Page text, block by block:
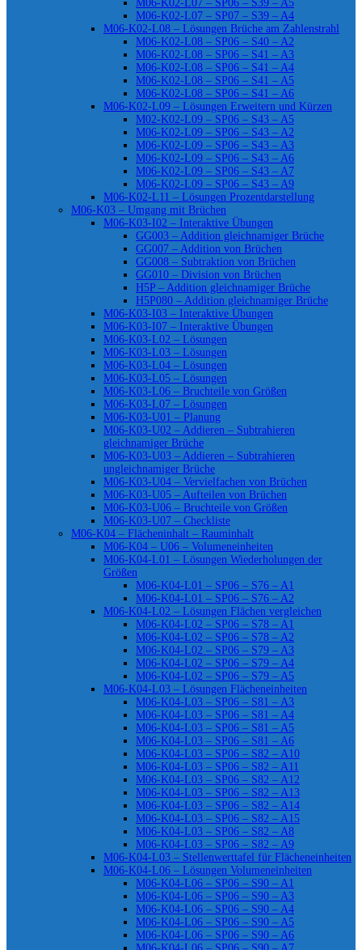
M06-K02-L07 – SP06 – S39 – A5
M06-K02-L07 – SP07 – S39 – A4
M06-K02-L08 – Lösungen Brüche am Zahlenstrahl
M06-K02-L08 – SP06 – S40 – A2
M06-K02-L08 – SP06 – S41 – A3
M06-K02-L08 – SP06 – S41 – A4
M06-K02-L08 – SP06 – S41 – A5
M06-K02-L08 – SP06 – S41 – A6
M06-K02-L09 – Lösungen Erweitern und Kürzen
M02-K02-L09 – SP06 – S43 – A5
M06-K02-L09 – SP06 – S43 – A2
M06-K02-L09 – SP06 – S43 – A3
M06-K02-L09 – SP06 – S43 – A6
M06-K02-L09 – SP06 – S43 – A7
M06-K02-L09 – SP06 – S43 – A9
M06-K02-L11 – Lösungen Prozentdarstellung
M06-K03 – Umgang mit Brüchen
M06-K03-I02 – Interaktive Übungen
GG003 – Addition gleichnamiger Brüche
GG007 – Addition von Brüchen
GG008 – Subtraktion von Brüchen
GG010 – Division von Brüchen
H5P – Addition gleichnamiger Brüche
H5P080 – Addition gleichnamiger Brüche
M06-K03-I03 – Interaktive Übungen
M06-K03-I07 – Interaktive Übungen
M06-K03-L02 – Lösungen
M06-K03-L03 – Lösungen
M06-K03-L04 – Lösungen
M06-K03-L05 – Lösungen
M06-K03-L06 – Bruchteile von Größen
M06-K03-L07 – Lösungen
M06-K03-U01 – Planung
M06-K03-U02 – Addieren – Subtrahieren
gleichnamiger Brüche
M06-K03-U03 – Addieren – Subtrahieren
ungleichnamiger Brüche
M06-K03-U04 – Vervielfachen von Brüchen
M06-K03-U05 – Aufteilen von Brüchen
M06-K03-U06 – Bruchteile von Größen
M06-K03-U07 – Checkliste
M06-K04 – Flächeninhalt – Rauminhalt
M06-K04 – U06 – Volumeneinheiten
M06-K04-L01 – Lösungen Wiederholungen der
Größen
M06-K04-L01 – SP06 – S76 – A1
M06-K04-L01 – SP06 – S76 – A2
M06-K04-L02 – Lösungen Flächen vergleichen
M06-K04-L02 – SP06 – S78 – A1
M06-K04-L02 – SP06 – S78 – A2
M06-K04-L02 – SP06 – S79 – A3
M06-K04-L02 – SP06 – S79 – A4
M06-K04-L02 – SP06 – S79 – A5
M06-K04-L03 – Lösungen Flächeneinheiten
M06-K04-L03 – SP06 – S81 – A3
M06-K04-L03 – SP06 – S81 – A4
M06-K04-L03 – SP06 – S81 – A5
M06-K04-L03 – SP06 – S81 – A6
M06-K04-L03 – SP06 – S82 – A10
M06-K04-L03 – SP06 – S82 – A11
M06-K04-L03 – SP06 – S82 – A12
M06-K04-L03 – SP06 – S82 – A13
M06-K04-L03 – SP06 – S82 – A14
M06-K04-L03 – SP06 – S82 – A15
M06-K04-L03 – SP06 – S82 – A8
M06-K04-L03 – SP06 – S82 – A9
M06-K04-L03 – Stellenwerttafel für Flächeneinheiten
M06-K04-L06 – Lösungen Volumeneinheiten
M06-K04-L06 – SP06 – S90 – A1
M06-K04-L06 – SP06 – S90 – A3
M06-K04-L06 – SP06 – S90 – A4
M06-K04-L06 – SP06 – S90 – A5
M06-K04-L06 – SP06 – S90 – A6